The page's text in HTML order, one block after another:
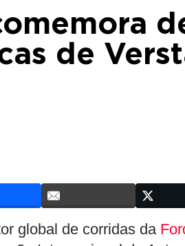
de
global de corridas da